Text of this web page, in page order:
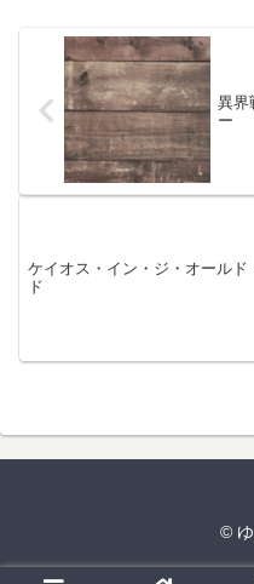
異界
ー
ケイオス・イン・ジ・オールド
ド
©